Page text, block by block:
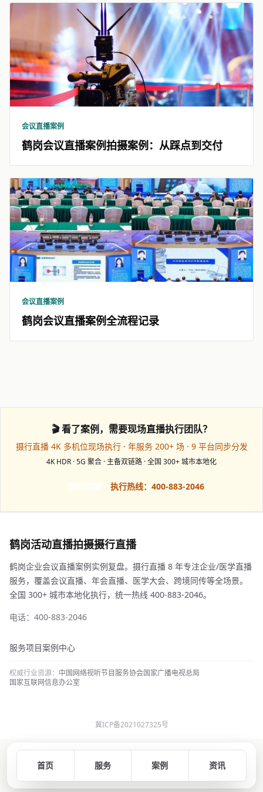
会议直播案例
鹤岗会议直播案例拍摄案例：从踩点到交付
会议直播案例
鹤岗会议直播案例全流程记录
🎬 看了案例，需要现场直播执行团队？
摄行直播 4K 多机位现场执行 · 年服务 200+ 场 · 9 平台同步分发
4K HDR · 5G 聚合 · 主备双链路 · 全国 300+ 城市本地化
执行热线：400-883-2046
鹤岗活动直播拍摄摄行直播
鹤岗企业会议直播案例实例复盘。摄行直播 8 年专注企业/医学直播
服务，覆盖会议直播、年会直播、医学大会、跨境同传等全场景。
全国 300+ 城市本地化执行，统一热线 400-883-2046。
电话：400-883-2046
服务项目案例中心
权威行业资源： 中国网络视听节目服务协会国家广播电视总局
国家互联网信息办公室
冀ICP备2021027325号
首页 服务 案例 资讯